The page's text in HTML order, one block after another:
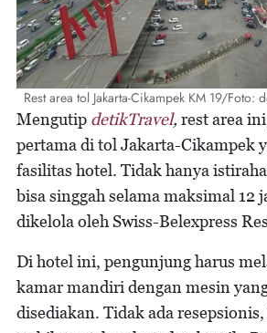
Rest area tol Jakarta-Cikampek KM 19/Foto:
Mengutip detikTravel, rest area
pertama di tol Jakarta-Cikampek
fasilitas hotel. Tidak hanya
bisa singgah selama maksimal 12
dikelola oleh Swiss-Belexpress
Di hotel ini, pengunjung harus
kamar mandiri dengan mesin
disediakan. Tidak ada